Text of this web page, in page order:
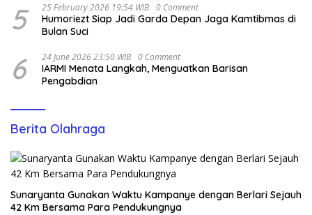
5 25 February 2026 19:54 WIB 0 Comment
Humoriezt Siap Jadi Garda Depan Jaga Kamtibmas di
Bulan Suci
6 24 June 2026 23:50 WIB 0 Comment
IARMI Menata Langkah, Menguatkan Barisan
Pengabdian
Berita Olahraga
Sunaryanta Gunakan Waktu Kampanye dengan Berlari Sejauh
42 Km Bersama Para Pendukungnya